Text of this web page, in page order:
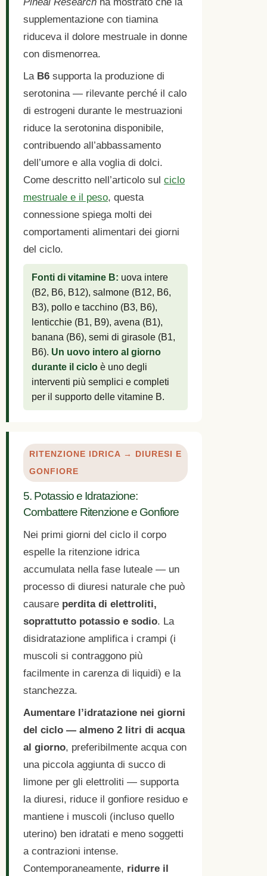
supplementazione con tiamina
riduceva il dolore mestruale in donne
con dismenorrea.
La B6 supporta la produzione di
serotonina — rilevante perché il calo
di estrogeni durante le mestruazioni
riduce la serotonina disponibile,
contribuendo all’abbassamento
dell’umore e alla voglia di dolci.
Come descritto nell’articolo sul ciclo
mestruale e il peso, questa
connessione spiega molti dei
comportamenti alimentari dei giorni
del ciclo.
Fonti di vitamine B: uova intere
(B2, B6, B12), salmone (B12, B6,
B3), pollo e tacchino (B3, B6),
lenticchie (B1, B9), avena (B1),
banana (B6), semi di girasole (B1,
B6). Un uovo intero al giorno
durante il ciclo è uno degli
interventi più semplici e completi
per il supporto delle vitamine B.
RITENZIONE IDRICA → DIURESI E
GONFIORE
5. Potassio e Idratazione:
Combattere Ritenzione e Gonfiore
Nei primi giorni del ciclo il corpo
espelle la ritenzione idrica
accumulata nella fase luteale — un
processo di diuresi naturale che può
causare perdita di elettroliti,
soprattutto potassio e sodio. La
disidratazione amplifica i crampi (i
muscoli si contraggono più
facilmente in carenza di liquidi) e la
stanchezza.
Aumentare l’idratazione nei giorni
del ciclo — almeno 2 litri di acqua
al giorno, preferibilmente acqua con
una piccola aggiunta di succo di
limone per gli elettroliti — supporta
la diuresi, riduce il gonfiore residuo e
mantiene i muscoli (incluso quello
uterino) ben idratati e meno soggetti
a contrazioni intense.
Contemporaneamente, ridurre il